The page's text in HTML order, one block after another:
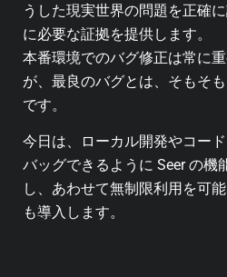
うした現実世界の問題を正確
に必要な証拠を提供します。
本番環境でのバグ修正は常に
が、最良のバグとは、そもそ
です。
今日は、ローカル開発やコー
バッグできるように Seer の機
し、あわせて無制限利用を可
も導入します。